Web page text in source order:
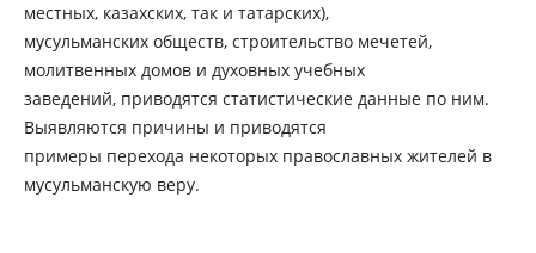
местных, казахских, так и татарских),
мусульманских обществ, строительство мечетей,
молитвенных домов и духовных учебных
заведений, приводятся статистические данные по ним.
Выявляются причины и приводятся
примеры перехода некоторых православных жителей в
мусульманскую веру.